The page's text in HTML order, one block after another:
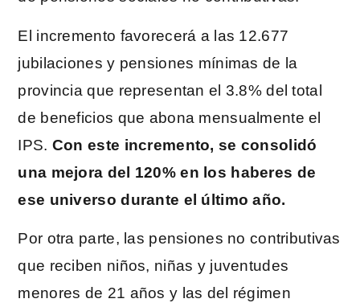
El incremento favorecerá a las 12.677
jubilaciones y pensiones mínimas de la
provincia que representan el 3.8% del total
de beneficios que abona mensualmente el
IPS. Con este incremento, se consolidó
una mejora del 120% en los haberes de
ese universo durante el último año.
Por otra parte, las pensiones no contributivas
que reciben niños, niñas y juventudes
menores de 21 años y las del régimen